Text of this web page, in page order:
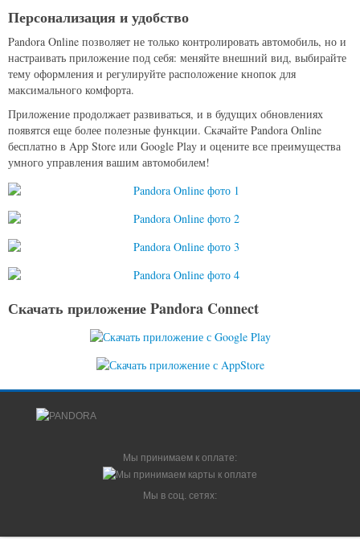
Персонализация и удобство
Pandora Online позволяет не только контролировать автомобиль, но и
настраивать приложение под себя: меняйте внешний вид, выбирайте
тему оформления и регулируйте расположение кнопок для
максимального комфорта.
Приложение продолжает развиваться, и в будущих обновлениях
появятся еще более полезные функции. Скачайте Pandora Online
бесплатно в App Store или Google Play и оцените все преимущества
умного управления вашим автомобилем!
Скачать приложение Pandora Connect
Мы принимаем к оплате:
Мы в соц. сетях: